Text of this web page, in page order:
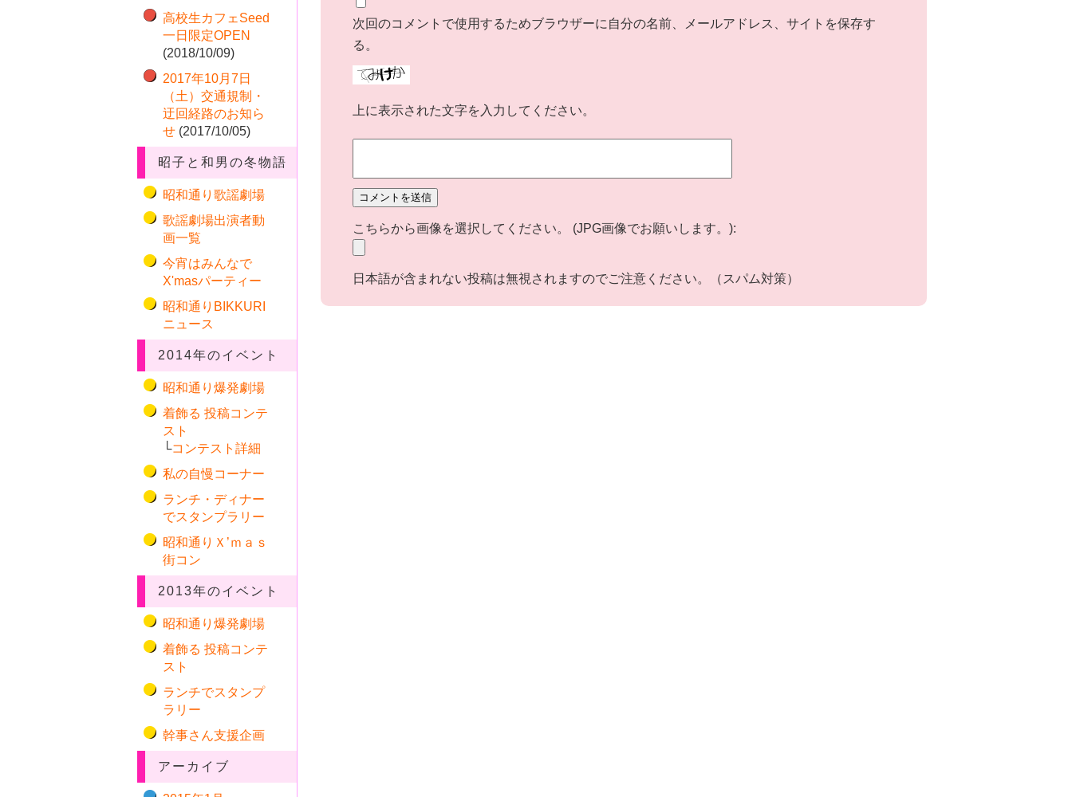
高校生カフェSeed
一日限定OPEN
(2018/10/09)
2017年10月7日
（土）交通規制・
迂回経路のお知ら
せ (2017/10/05)
昭子と和男の冬物語
昭和通り歌謡劇場
歌謡劇場出演者動
画一覧
今宵はみんなで
X'masパーティー
昭和通りBIKKURI
ニュース
2014年のイベント
昭和通り爆発劇場
着飾る 投稿コンテ
スト
└コンテスト詳細
私の自慢コーナー
ランチ・ディナー
でスタンプラリー
昭和通りＸ’ｍａｓ
街コン
2013年のイベント
昭和通り爆発劇場
着飾る 投稿コンテ
スト
ランチでスタンプ
ラリー
幹事さん支援企画
アーカイブ
次回のコメントで使用するためブラウザーに自分の名前、メールアドレス、サイトを保存す
る。
上に表示された文字を入力してください。
こちらから画像を選択してください。 (JPG画像でお願いします。):
日本語が含まれない投稿は無視されますのでご注意ください。（スパム対策）